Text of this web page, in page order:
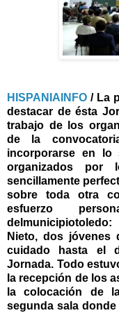
HISPANIAINFO / La
destacar de ésta
trabajo de los
de la
incorporarse en lo
organizados por
sencillamente
sobre toda otra
esfuerzo
Nieto, dos jóvenes
cuidado hasta el
Jornada. Todo
la recepción de los
la colocación de
segunda sala